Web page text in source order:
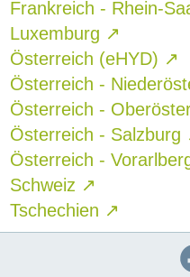
Frankreich - Rhein-
Luxemburg ↗
Österreich (eHYD) ↗
Österreich -
Österreich -
Österreich - Salzburg
Österreich -
Schweiz ↗
Tschechien ↗